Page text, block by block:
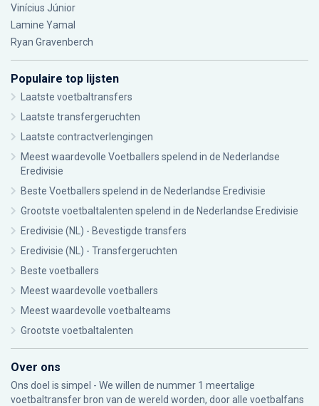
Vinícius Júnior
Lamine Yamal
Ryan Gravenberch
Populaire top lijsten
Laatste voetbaltransfers
Laatste transfergeruchten
Laatste contractverlengingen
Meest waardevolle Voetballers spelend in de Nederlandse
Eredivisie
Beste Voetballers spelend in de Nederlandse Eredivisie
Grootste voetbaltalenten spelend in de Nederlandse Eredivisie
Eredivisie (NL) - Bevestigde transfers
Eredivisie (NL) - Transfergeruchten
Beste voetballers
Meest waardevolle voetballers
Meest waardevolle voetbalteams
Grootste voetbaltalenten
Over ons
Ons doel is simpel - We willen de nummer 1 meertalige
voetbaltransfer bron van de wereld worden, door alle voetbalfans